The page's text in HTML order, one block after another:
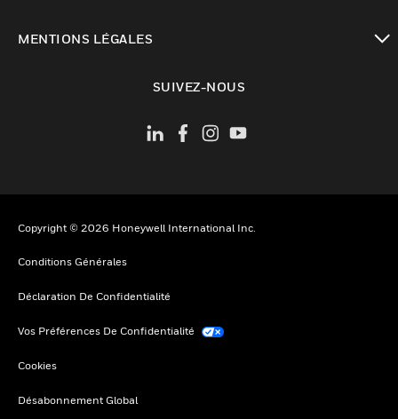
MENTIONS LÉGALES
SUIVEZ-NOUS
Copyright © 2026 Honeywell International Inc.
Conditions Générales
Déclaration De Confidentialité
Vos Préférences De Confidentialité
Cookies
Désabonnement Global